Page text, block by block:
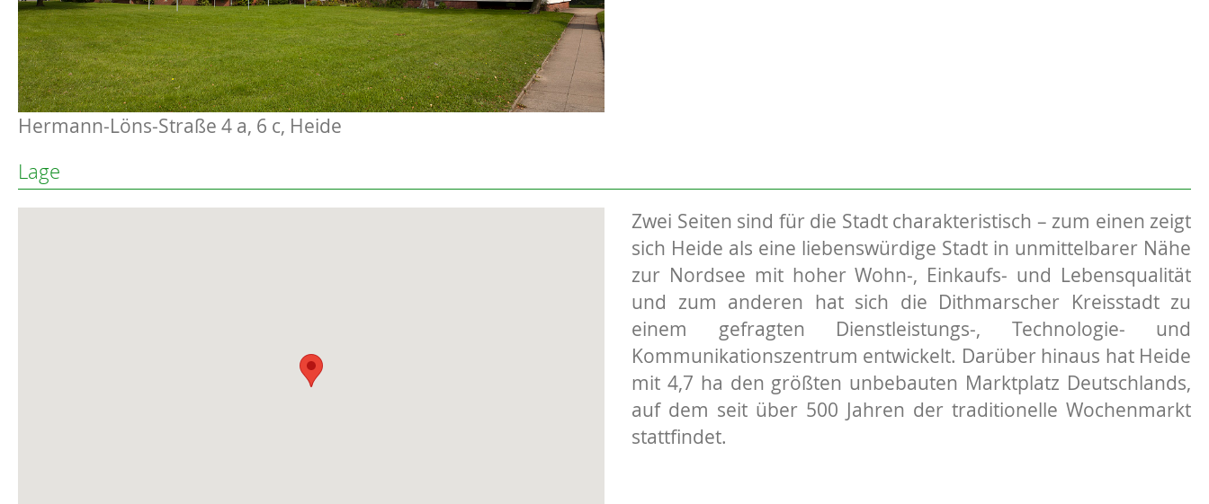
Hermann-Löns-Straße 4 a, 6 c, Heide
Lage
Zwei Seiten sind für die Stadt charakteristisch – zum einen zeigt
sich Heide als eine liebenswürdige Stadt in unmittelbarer Nähe
zur Nordsee mit hoher Wohn-, Einkaufs- und Lebensqualität
und zum anderen hat sich die Dithmarscher Kreisstadt zu
einem gefragten Dienstleistungs-, Technologie- und
Kommunikationszentrum entwickelt. Darüber hinaus hat Heide
mit 4,7 ha den größten unbebauten Marktplatz Deutschlands,
auf dem seit über 500 Jahren der traditionelle Wochenmarkt
stattfindet.